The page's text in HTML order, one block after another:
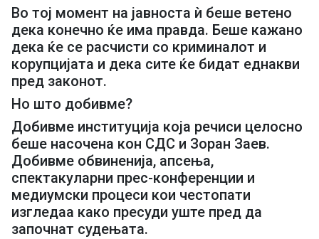
Во тој момент на јавноста ѝ беше ветено
дека конечно ќе има правда. Беше кажано
дека ќе се расчисти со криминалот и
корупцијата и дека сите ќе бидат еднакви
пред законот.
Но што добивме?
Добивме институција која речиси целосно
беше насочена кон СДС и Зоран Заев.
Добивме обвиненија, апсења,
спектакуларни прес-конференции и
медиумски процеси кои честопати
изгледаа како пресуди уште пред да
започнат судењата.